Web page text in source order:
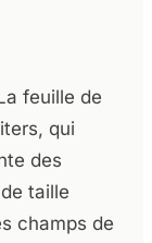
feuille de
qui
des
taille
champs de